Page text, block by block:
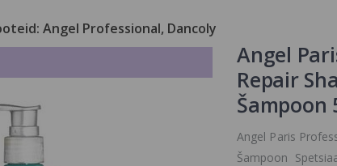
Angel Professional, Dancoly
Angel
Repair
Šampoon
Angel Paris
Šampoon